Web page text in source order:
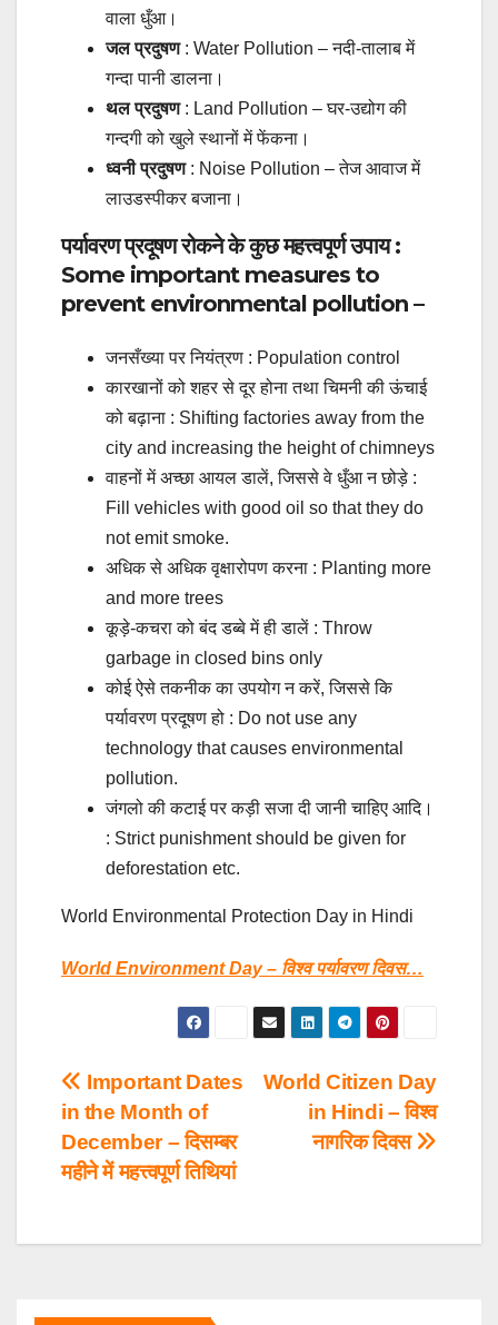
वाला धुँआ।
जल प्रदुषण: Water Pollution – नदी-तालाब में
गन्दा पानी डालना।
थल प्रदुषण: Land Pollution – घर-उद्योग की
गन्दगी को खुले स्थानों में फेंकना।
ध्वनी प्रदुषण: Noise Pollution – तेज आवाज में
लाउडस्पीकर बजाना।
पर्यावरण प्रदूषण रोकने के कुछ महत्त्वपूर्ण उपाय :
Some important measures to
prevent environmental pollution –
जनसँख्या पर नियंत्रण : Population control
कारखानों को शहर से दूर होना तथा चिमनी की ऊंचाई
को बढ़ाना : Shifting factories away from the
city and increasing the height of chimneys
वाहनों में अच्छा आयल डालें, जिससे वे धुँआ न छोड़े :
Fill vehicles with good oil so that they do
not emit smoke.
अधिक से अधिक वृक्षारोपण करना : Planting more
and more trees
कूड़े-कचरा को बंद डब्बे में ही डालें : Throw
garbage in closed bins only
कोई ऐसे तकनीक का उपयोग न करें, जिससे कि
पर्यावरण प्रदूषण हो : Do not use any
technology that causes environmental
pollution.
जंगलो की कटाई पर कड़ी सजा दी जानी चाहिए आदि।
: Strict punishment should be given for
deforestation etc.
World Environmental Protection Day in Hindi
World Environment Day – विश्व पर्यावरण दिवस…
Post
navigation
World Citizen Day
in Hindi – विश्व
नागरिक दिवस
Important Dates
in the Month of
December – दिसम्बर
महीने में महत्त्वपूर्ण तिथियां